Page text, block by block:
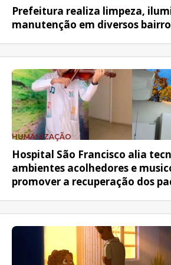
Prefeitura realiza limpeza,
manutenção em diversos
HUMANIZAÇÃO
Hospital São Francisco alia
ambientes acolhedores e
promover a recuperação dos